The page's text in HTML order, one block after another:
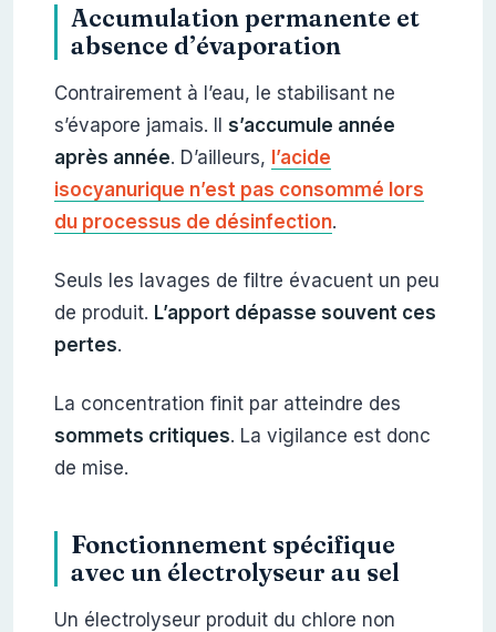
Accumulation permanente et
absence d’évaporation
Contrairement à l’eau, le stabilisant ne
s’évapore jamais. Il s’accumule année
après année. D’ailleurs, l’acide
isocyanurique n’est pas consommé lors
du processus de désinfection.
Seuls les lavages de filtre évacuent un peu
de produit. L’apport dépasse souvent ces
pertes.
La concentration finit par atteindre des
sommets critiques. La vigilance est donc
de mise.
Fonctionnement spécifique
avec un électrolyseur au sel
Un électrolyseur produit du chlore non